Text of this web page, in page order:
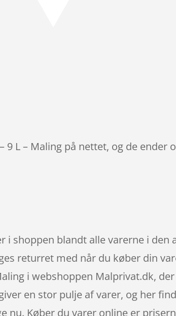
9 L – Maling på nettet, og de
i shoppen blandt alle varerne i
returret med når du køber din
i webshoppen Malprivat.dk,
en stor pulje af varer, og her
nu. Køber du varer online er